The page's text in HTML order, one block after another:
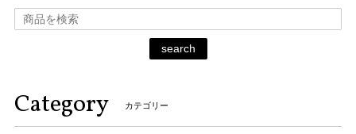
search
Category カテゴリー